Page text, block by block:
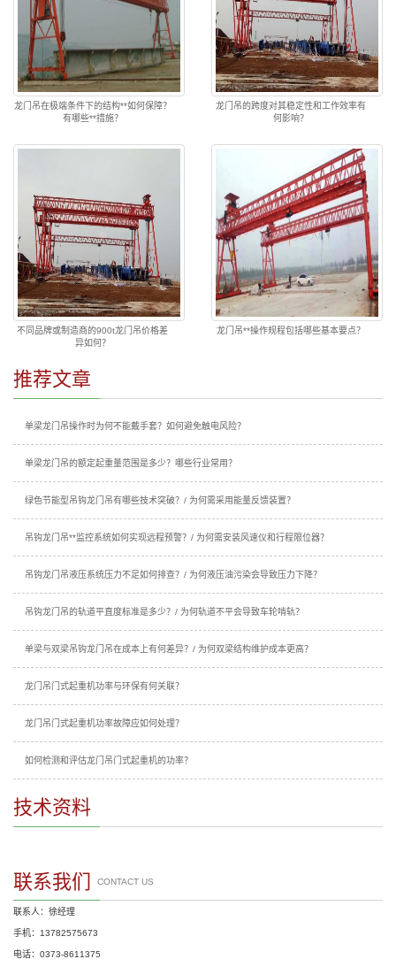
龙门吊在极端条件下的结构**如何保障？
有哪些**措施？
龙门吊的跨度对其稳定性和工作效率有
何影响？
不同品牌或制造商的900t龙门吊价格差
异如何？
龙门吊**操作规程包括哪些基本要点？
推荐文章
单梁龙门吊操作时为何不能戴手套？如何避免触电风险？
单梁龙门吊的额定起重量范围是多少？哪些行业常用？
绿色节能型吊钩龙门吊有哪些技术突破？/ 为何需采用能量反馈装置？
吊钩龙门吊**监控系统如何实现远程预警？/ 为何需安装风速仪和行程限位器？
吊钩龙门吊液压系统压力不足如何排查？/ 为何液压油污染会导致压力下降？
吊钩龙门吊的轨道平直度标准是多少？/ 为何轨道不平会导致车轮啃轨？
单梁与双梁吊钩龙门吊在成本上有何差异？/ 为何双梁结构维护成本更高？
龙门吊门式起重机功率与环保有何关联？
龙门吊门式起重机功率故障应如何处理？
如何检测和评估龙门吊门式起重机的功率？
技术资料
联系我们 CONTACT US
联系人：徐经理
手机：13782575673
电话：0373-8611375